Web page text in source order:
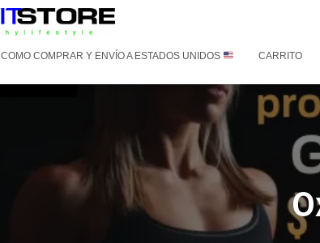
COMO COMPRAR Y ENVÍO A ESTADOS UNIDOS CARRITO